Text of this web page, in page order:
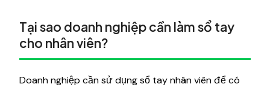
Tại sao doanh nghiệp cần làm sổ tay
cho nhân viên?
Doanh nghiệp cần sử dụng sổ tay nhân viên để có